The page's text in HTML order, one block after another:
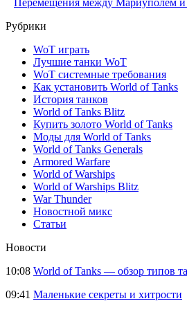
Перемещения между Мариуполем и
Рубрики
WoT играть
Лучшие танки WoT
WoT системные требования
Как установить World of Tanks
История танков
World of Tanks Blitz
Купить золото World of Tanks
Моды для World of Tanks
World of Tanks Generals
Armored Warfare
World of Warships
World of Warships Blitz
War Thunder
Новостной микс
Статьи
Новости
10:08 World of Tanks — обзор типов
09:41 Маленькие секреты и хитрости